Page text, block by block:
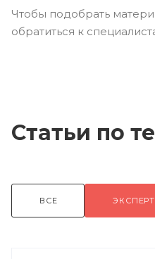
Чтобы подобрать
обратиться к
Статьи по
ВСЕ